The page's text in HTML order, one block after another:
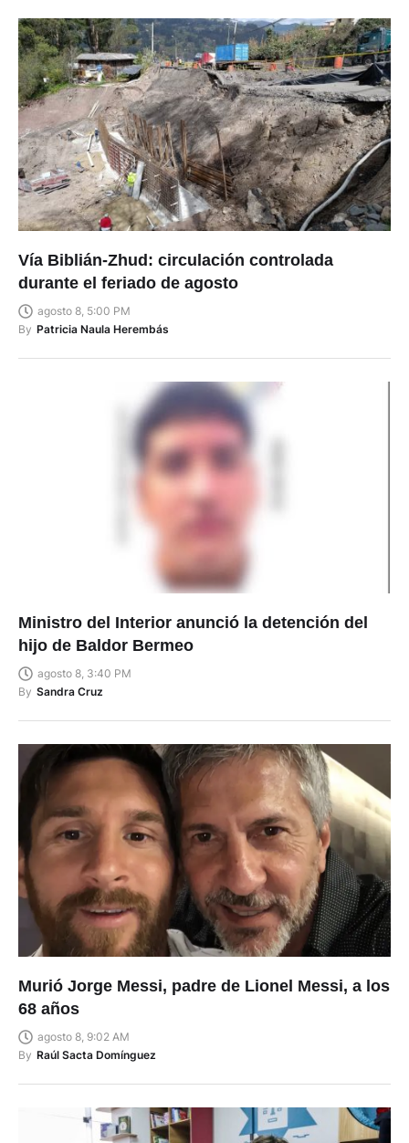
Vía Biblián-Zhud: circulación controlada
durante el feriado de agosto
agosto 8, 5:00 PM
By Patricia Naula Herembás
Ministro del Interior anunció la detención del
hijo de Baldor Bermeo
agosto 8, 3:40 PM
By Sandra Cruz
Murió Jorge Messi, padre de Lionel Messi, a los
68 años
agosto 8, 9:02 AM
By Raúl Sacta Domínguez